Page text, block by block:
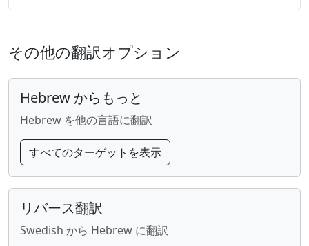
その他の翻訳オプション
Hebrew からもっと
Hebrew を他の言語に翻訳
すべてのターゲットを表示
リバース翻訳
Swedish から Hebrew に翻訳